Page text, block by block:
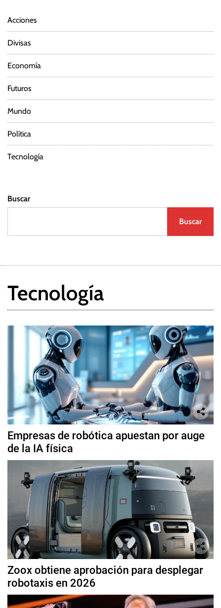
Acciones
Divisas
Economía
Futuros
Mundo
Política
Tecnología
Buscar
Buscar
Tecnología
Empresas de robótica apuestan por auge
de la IA física
Zoox obtiene aprobación para desplegar
robotaxis en 2026